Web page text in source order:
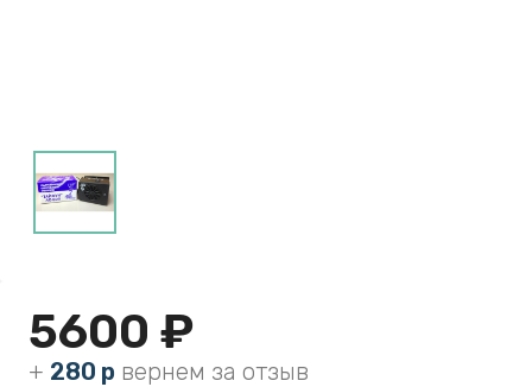
5600 ₽
+ 280 р вернем за отзыв